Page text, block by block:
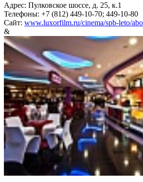
Адрес: Пулковское шоссе, д. 25, к.1
Телефоны: +7 (812) 449-10-70; 449-10-80
Сайт: www.luxorfilm.ru/cinema/spb-leto/
&